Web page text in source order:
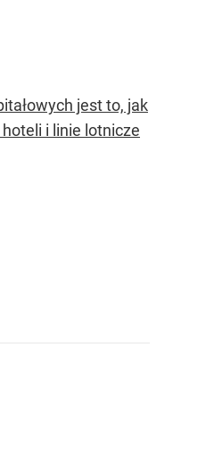
jest to, jak
i linie lotnicze